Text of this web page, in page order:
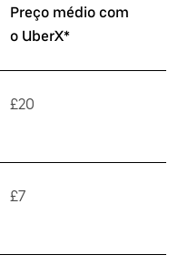
Preço médio com
o UberX*
£20
£7